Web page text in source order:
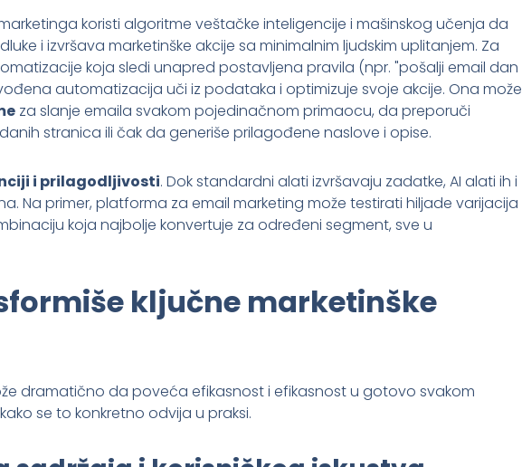
koristi algoritme veštačke inteligencije i mašinskog učenja da
i izvršava marketinške akcije sa minimalnim ljudskim uplitanjem. Za
koja sledi unapred postavljena pravila (npr. "pošalji email dan
automatizacija uči iz podataka i optimizuje svoje akcije. Ona može
za slanje emaila svakom pojedinačnom primaocu, da preporuči
stranica ili čak da generiše prilagođene naslove i opise.
i prilagodljivosti. Dok standardni alati izvršavaju zadatke, AI alati ih i
Na primer, platforma za email marketing može testirati hiljade varijacija
koja najbolje konvertuje za određeni segment, sve u
ključne marketinške
dramatično da poveća efikasnost i efikasnost u gotovo svakom
se to konkretno odvija u praksi.